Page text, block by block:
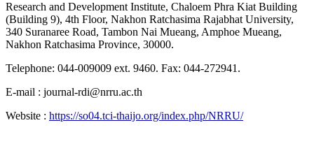
Research and Development Institute, Chaloem Phra Kiat Building
(Building 9), 4th Floor, Nakhon Ratchasima Rajabhat University,
340 Suranaree Road, Tambon Nai Mueang, Amphoe Mueang,
Nakhon Ratchasima Province, 30000.
Telephone: 044-009009 ext. 9460. Fax: 044-272941.
E-mail : journal-rdi@nrru.ac.th
Website : https://so04.tci-thaijo.org/index.php/NRRU/